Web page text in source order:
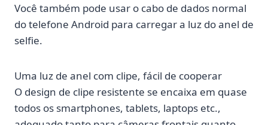
Você também pode usar o cabo de dados normal
do telefone Android para carregar a luz do anel de
selfie.
Uma luz de anel com clipe, fácil de cooperar
O design de clipe resistente se encaixa em quase
todos os smartphones, tablets, laptops etc.,